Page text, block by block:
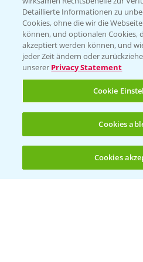
Beratung auf
T.+49 (0)174 346
KONTAKT
Hilfe in Notfällen
+49 (0)214/30-
Detaillierte Informationen zu
Cookies, ohne die wir die
können, und optionalen Cookies,
akzeptiert werden können, und
jeder Zeit ändern oder
unserer Privacy Statement
Cookie
Cookies
Cookies